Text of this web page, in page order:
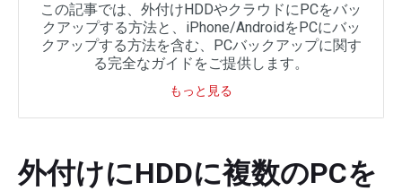
この記事では、外付けHDDやクラウドにPCをバッ
クアップする方法と、iPhone/AndroidをPCにバッ
クアップする方法を含む、PCバックアップに関す
る完全なガイドをご提供します。
もっと見る
外付けにHDDに複数のPCを